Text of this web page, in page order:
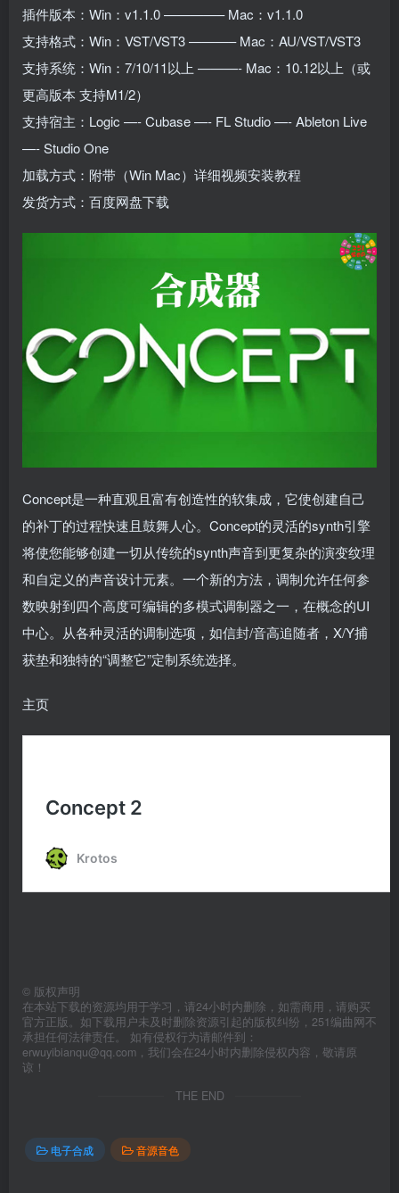
插件版本：Win：v1.1.0 ————– Mac：v1.1.0
支持格式：Win：VST/VST3 ———– Mac：AU/VST/VST3
支持系统：Win：7/10/11以上 ———- Mac：10.12以上（或
更高版本 支持M1/2）
支持宿主：Logic —- Cubase —- FL Studio —- Ableton Live
—- Studio One
加载方式：附带（Win Mac）详细视频安装教程
发货方式：百度网盘下载
Concept是一种直观且富有创造性的软集成，它使创建自己
的补丁的过程快速且鼓舞人心。Concept的灵活的synth引擎
将使您能够创建一切从传统的synth声音到更复杂的演变纹理
和自定义的声音设计元素。一个新的方法，调制允许任何参
数映射到四个高度可编辑的多模式调制器之一，在概念的UI
中心。从各种灵活的调制选项，如信封/音高追随者，X/Y捕
获垫和独特的“调整它”定制系统选择。
主页
© 版权声明
在本站下载的资源均用于学习，请24小时内删除，如需商用，请购买
官方正版。如下载用户未及时删除资源引起的版权纠纷，251编曲网不
承担任何法律责任。 如有侵权行为请邮件到：
erwuyibianqu@qq.com，我们会在24小时内删除侵权内容，敬请原
谅！
THE END
电子合成 音源音色